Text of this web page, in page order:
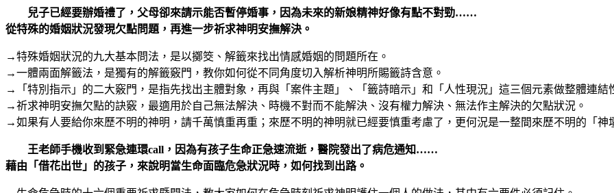
兒子已經要辦婚禮了，父母卻來請示能否暫停婚事，因為未來的新娘精神好像有點不對勁……
從特殊的婚姻狀況發現欠點問題，再進一步祈求神明安撫解決。
→特殊婚姻狀況的九大基本問法，是以擲筊、解籤來找出情感婚姻的問題所在。
→一體兩面解籤法，是獨有的解籤竅門，教你如何從不同角度切入解析神明所賜籤詩含意。
→「特別指示」的二大竅門，是指先找出主體對象，再與「案件主題」、「籤詩暗示」和「人性現況」這三個元素做整體連
→祈求神明安撫欠點的訣竅，最適用於自己無法解決、時機不對而不能解決、沒有權力解決、無法作主解決的欠點狀況。
→如果有人要給你來歷不明的神明，請千萬慎重再重；來歷不明的神明就已經要慎重考慮了，更何況是一整間來歷不明的「神
王老師手機收到緊急連環call，因為有孩子生命正急速流逝，醫院發出了病危通知……
藉由「借花出世」的孩子，來說明當生命面臨危急狀況時，如何找到出路。